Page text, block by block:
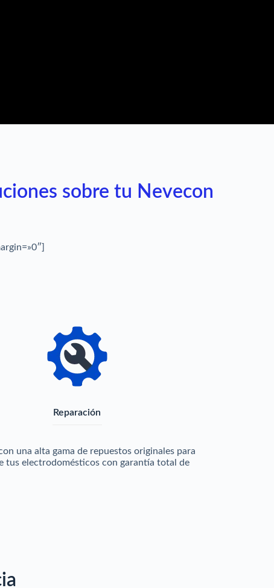
sobre tu Nevecon
Reparación
una alta gama de repuestos originales para
tus electrodomésticos con garantía total de